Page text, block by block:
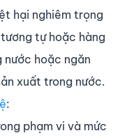
hại nghiêm trọng
tự hoặc hàng
hoặc ngăn
xuất trong nước.
:
phạm vi và mức